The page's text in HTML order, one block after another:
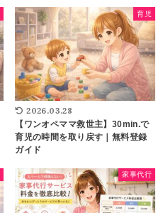
育児
2026.03.28
【ワンオペママ救世主】30min.で
育児の時間を取り戻す｜無料登録
ガイド
家事代行